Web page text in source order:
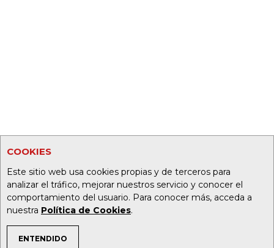
COOKIES
Este sitio web usa cookies propias y de terceros para
analizar el tráfico, mejorar nuestros servicio y conocer el
comportamiento del usuario. Para conocer más, acceda a
nuestra Política de Cookies.
ENTENDIDO